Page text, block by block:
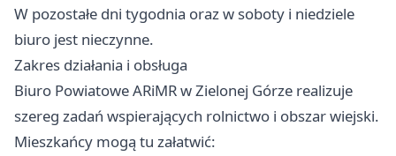
W pozostałe dni tygodnia oraz w soboty i niedziele
biuro jest nieczynne.
Zakres działania i obsługa
Biuro Powiatowe ARiMR w Zielonej Górze realizuje
szereg zadań wspierających rolnictwo i obszar wiejski.
Mieszkańcy mogą tu załatwić: